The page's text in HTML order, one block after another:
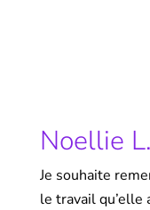
Noellie
Je souhaite
le travail qu’elle